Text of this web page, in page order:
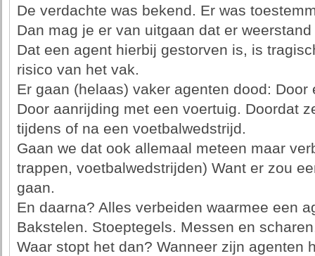
De verdachte was bekend. Er was
Dan mag je er van uitgaan dat er
Dat een agent hierbij gestorven is, is
risico van het vak.
Er gaan (helaas) vaker agenten dood:
Door aanrijding met een voertuig. Doordat
tijdens of na een voetbalwedstrijd.
Gaan we dat ook allemaal meteen maar
trappen, voetbalwedstrijden) Want er zou
gaan.
En daarna? Alles verbeiden waarmee een
Bakstelen. Stoeptegels. Messen en
Waar stopt het dan? Wanneer zijn agenten